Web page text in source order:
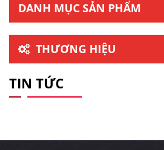
DANH MỤC SẢN PHẨM
THƯƠNG HIỆU
TIN TỨC